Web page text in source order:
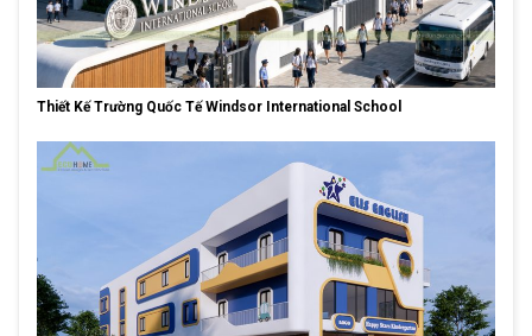
Thiết Kế Trường Quốc Tế Windsor International School